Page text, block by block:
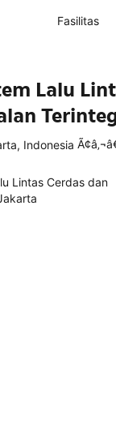
Fasilitas
Lalu
Indonesia